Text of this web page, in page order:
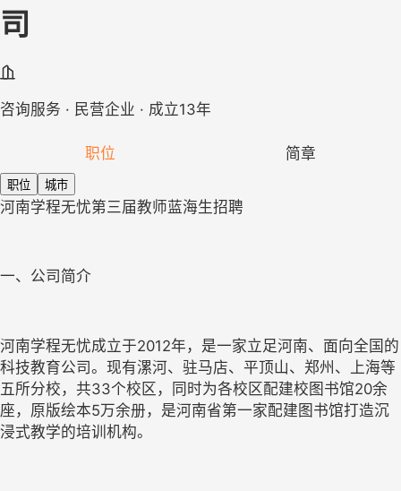
司
咨询服务 · 民营企业 · 成立13年
职位 简章
职位 城市
河南学程无忧第三届教师蓝海生招聘
一、公司简介
河南学程无忧成立于2012年，是一家立足河南、面向全国的
科技教育公司。现有漯河、驻马店、平顶山、郑州、上海等
五所分校，共33个校区，同时为各校区配建校图书馆20余
座，原版绘本5万余册，是河南省第一家配建图书馆打造沉
浸式教学的培训机构。